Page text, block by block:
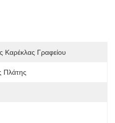
Καρέκλας Γραφείου
Πλάτης